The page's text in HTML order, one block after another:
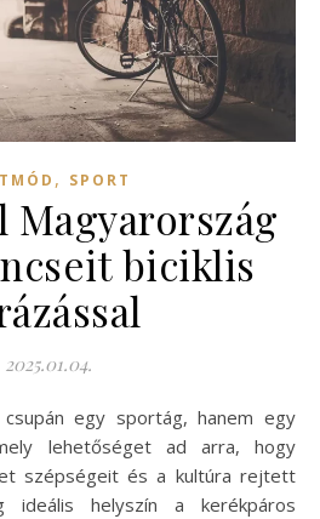
, SPORT
Magyarország
biciklis
2025.01.04.
lehetőséget ad arra, hogy
szépségeit és a kultúra rejtett
ideális helyszín a kerékpáros